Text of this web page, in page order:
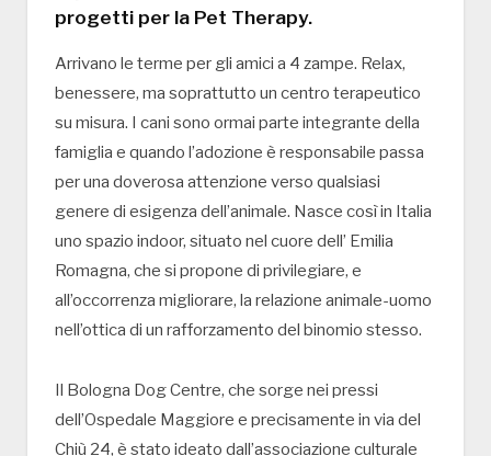
progetti per la Pet Therapy.
Arrivano le terme per gli amici a 4 zampe. Relax,
benessere, ma soprattutto un centro terapeutico
su misura. I cani sono ormai parte integrante della
famiglia e quando l’adozione è responsabile passa
per una doverosa attenzione verso qualsiasi
genere di esigenza dell’animale. Nasce così in Italia
uno spazio indoor, situato nel cuore dell’ Emilia
Romagna, che si propone di privilegiare, e
all’occorrenza migliorare, la relazione animale-uomo
nell’ottica di un rafforzamento del binomio stesso.
Il Bologna Dog Centre, che sorge nei pressi
dell’Ospedale Maggiore e precisamente in via del
Chiù 24, è stato ideato dall’associazione culturale